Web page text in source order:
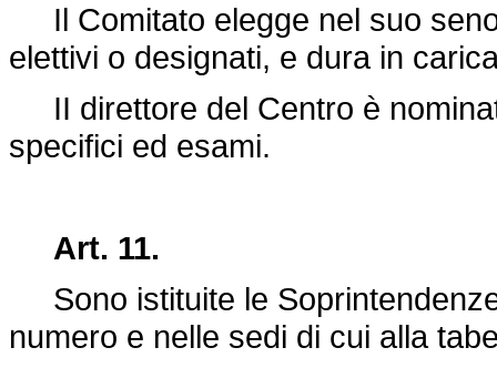
Il Comitato elegge nel suo
elettivi o designati, e dura in
II direttore del Centro è
specifici ed esami.
Art. 11.
Sono istituite le
numero e nelle sedi di cui alla